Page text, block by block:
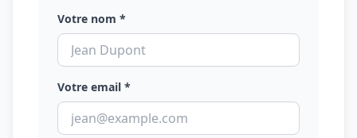
Votre nom *
Votre email *